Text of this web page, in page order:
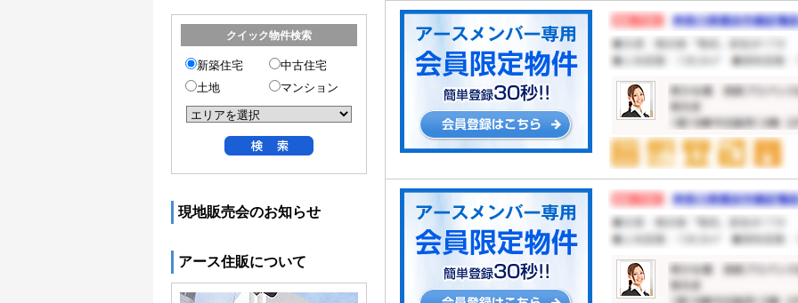
クイック物件検索
新築住宅
中古住宅
土地
マンション
現地販売会のお知らせ
アース住販について